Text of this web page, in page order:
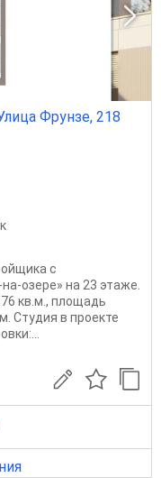
Фрунзе, 218
с
озере» на 23 этаже.
кв.м., площадь
Студия в проекте